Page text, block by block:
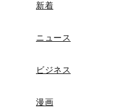
新着
ニュース
ビジネス
漫画